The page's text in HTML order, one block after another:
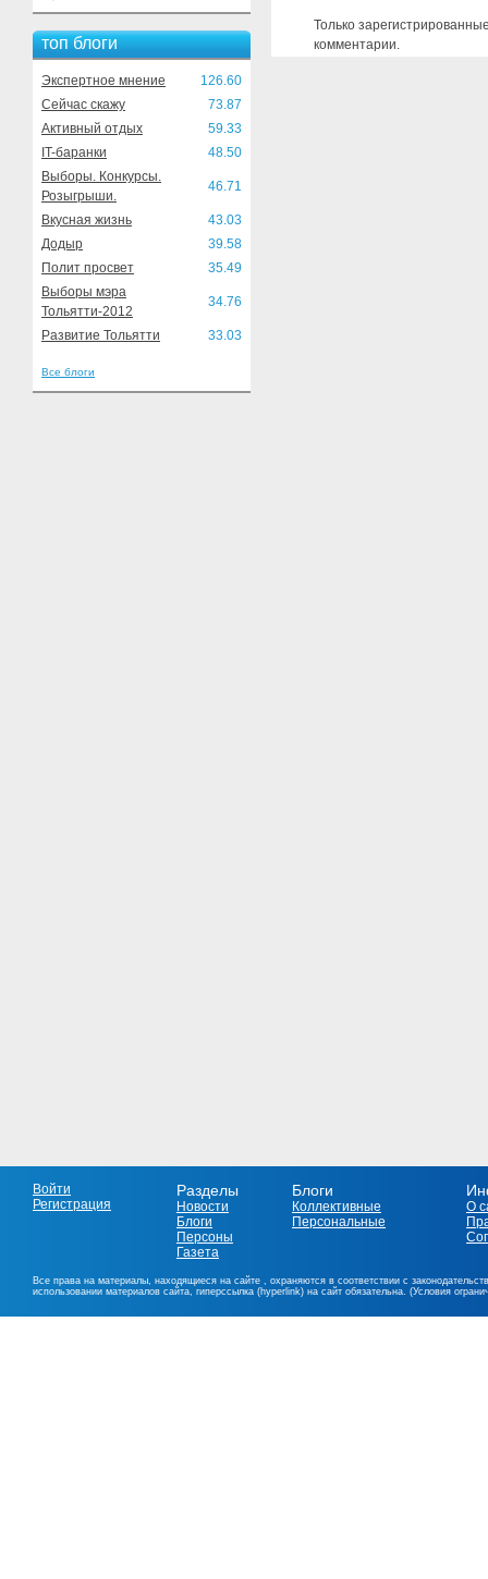
топ блоги
Экспертное мнение
126.60
Сейчас скажу
73.87
Активный отдых
59.33
IT-баранки
48.50
Выборы. Конкурсы.
Розыгрыши.
46.71
Вкусная жизнь
43.03
Додыр
39.58
Полит просвет
35.49
Выборы мэра
Тольятти-2012
34.76
Развитие Тольятти 33.03
Все блоги
Только
комментарии.
Войти
Регистрация
Разделы
Новости
Блоги
Персоны
Газета
Блоги
Коллективные
Персональные
О
Все права на материалы, находящиеся на сайте , охраняются в соответствии с
использовании материалов сайта, гиперссылка (hyperlink) на сайт обязательна. (Условия